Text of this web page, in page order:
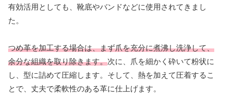
有効活用としても、靴底やバンドなどに使用されてきまし
た。
つめ革を加工する場合は、まず爪を充分に煮沸し洗浄して、
余分な組織を取り除きます。次に、爪を細かく砕いて粉状に
し、型に詰めて圧縮します。そして、熱を加えて圧着するこ
とで、丈夫で柔軟性のある革に仕上げます。